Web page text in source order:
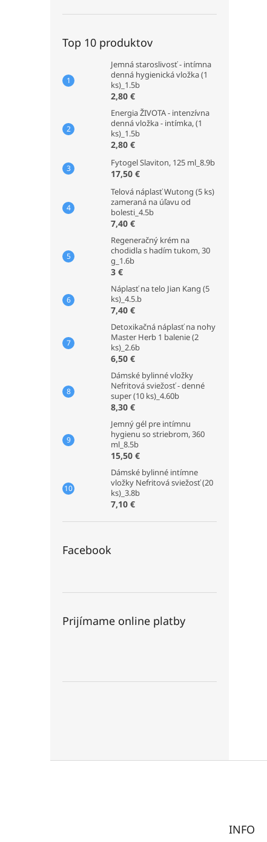
Top 10 produktov
Jemná staroslivosť - intímna
denná hygienická vložka (1
ks)_1.5b
2,80 €
Energia ŽIVOTA - intenzívna
denná vložka - intímka, (1
ks)_1.5b
2,80 €
Fytogel Slaviton, 125 ml_8.9b
17,50 €
Telová náplasť Wutong (5 ks)
zameraná na úľavu od
bolesti_4.5b
7,40 €
Regeneračný krém na
chodidla s hadím tukom, 30
g_1.6b
3 €
Náplasť na telo Jian Kang (5
ks)_4.5.b
7,40 €
Detoxikačná náplasť na nohy
Master Herb 1 balenie (2
ks)_2.6b
6,50 €
Dámské bylinné vložky
Nefritová sviežosť - denné
super (10 ks)_4.60b
8,30 €
Jemný gél pre intímnu
hygienu so striebrom, 360
ml_8.5b
15,50 €
Dámské bylinné intímne
vložky Nefritová sviežosť (20
ks)_3.8b
7,10 €
Facebook
Prijímame online platby
INFO